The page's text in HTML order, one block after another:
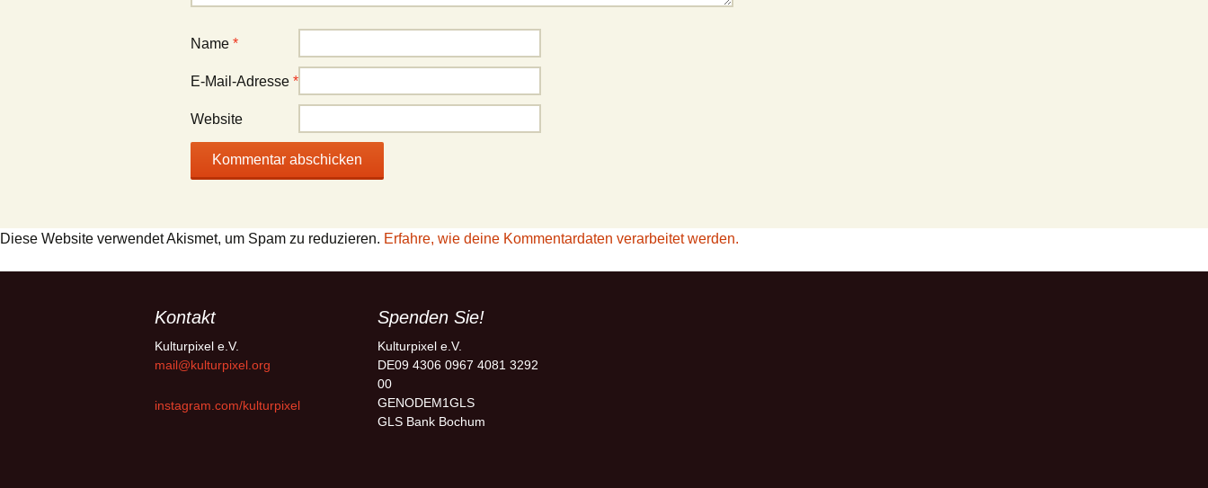
Name *
E-Mail-Adresse *
Website
Diese Website verwendet Akismet, um Spam zu reduzieren. Erfahre, wie deine Kommentardaten verarbeitet werden.
Kontakt
Kulturpixel e.V.
mail@kulturpixel.org
instagram.com/kulturpixel
Spenden Sie!
Kulturpixel e.V.
DE09 4306 0967 4081 3292
00
GENODEM1GLS
GLS Bank Bochum